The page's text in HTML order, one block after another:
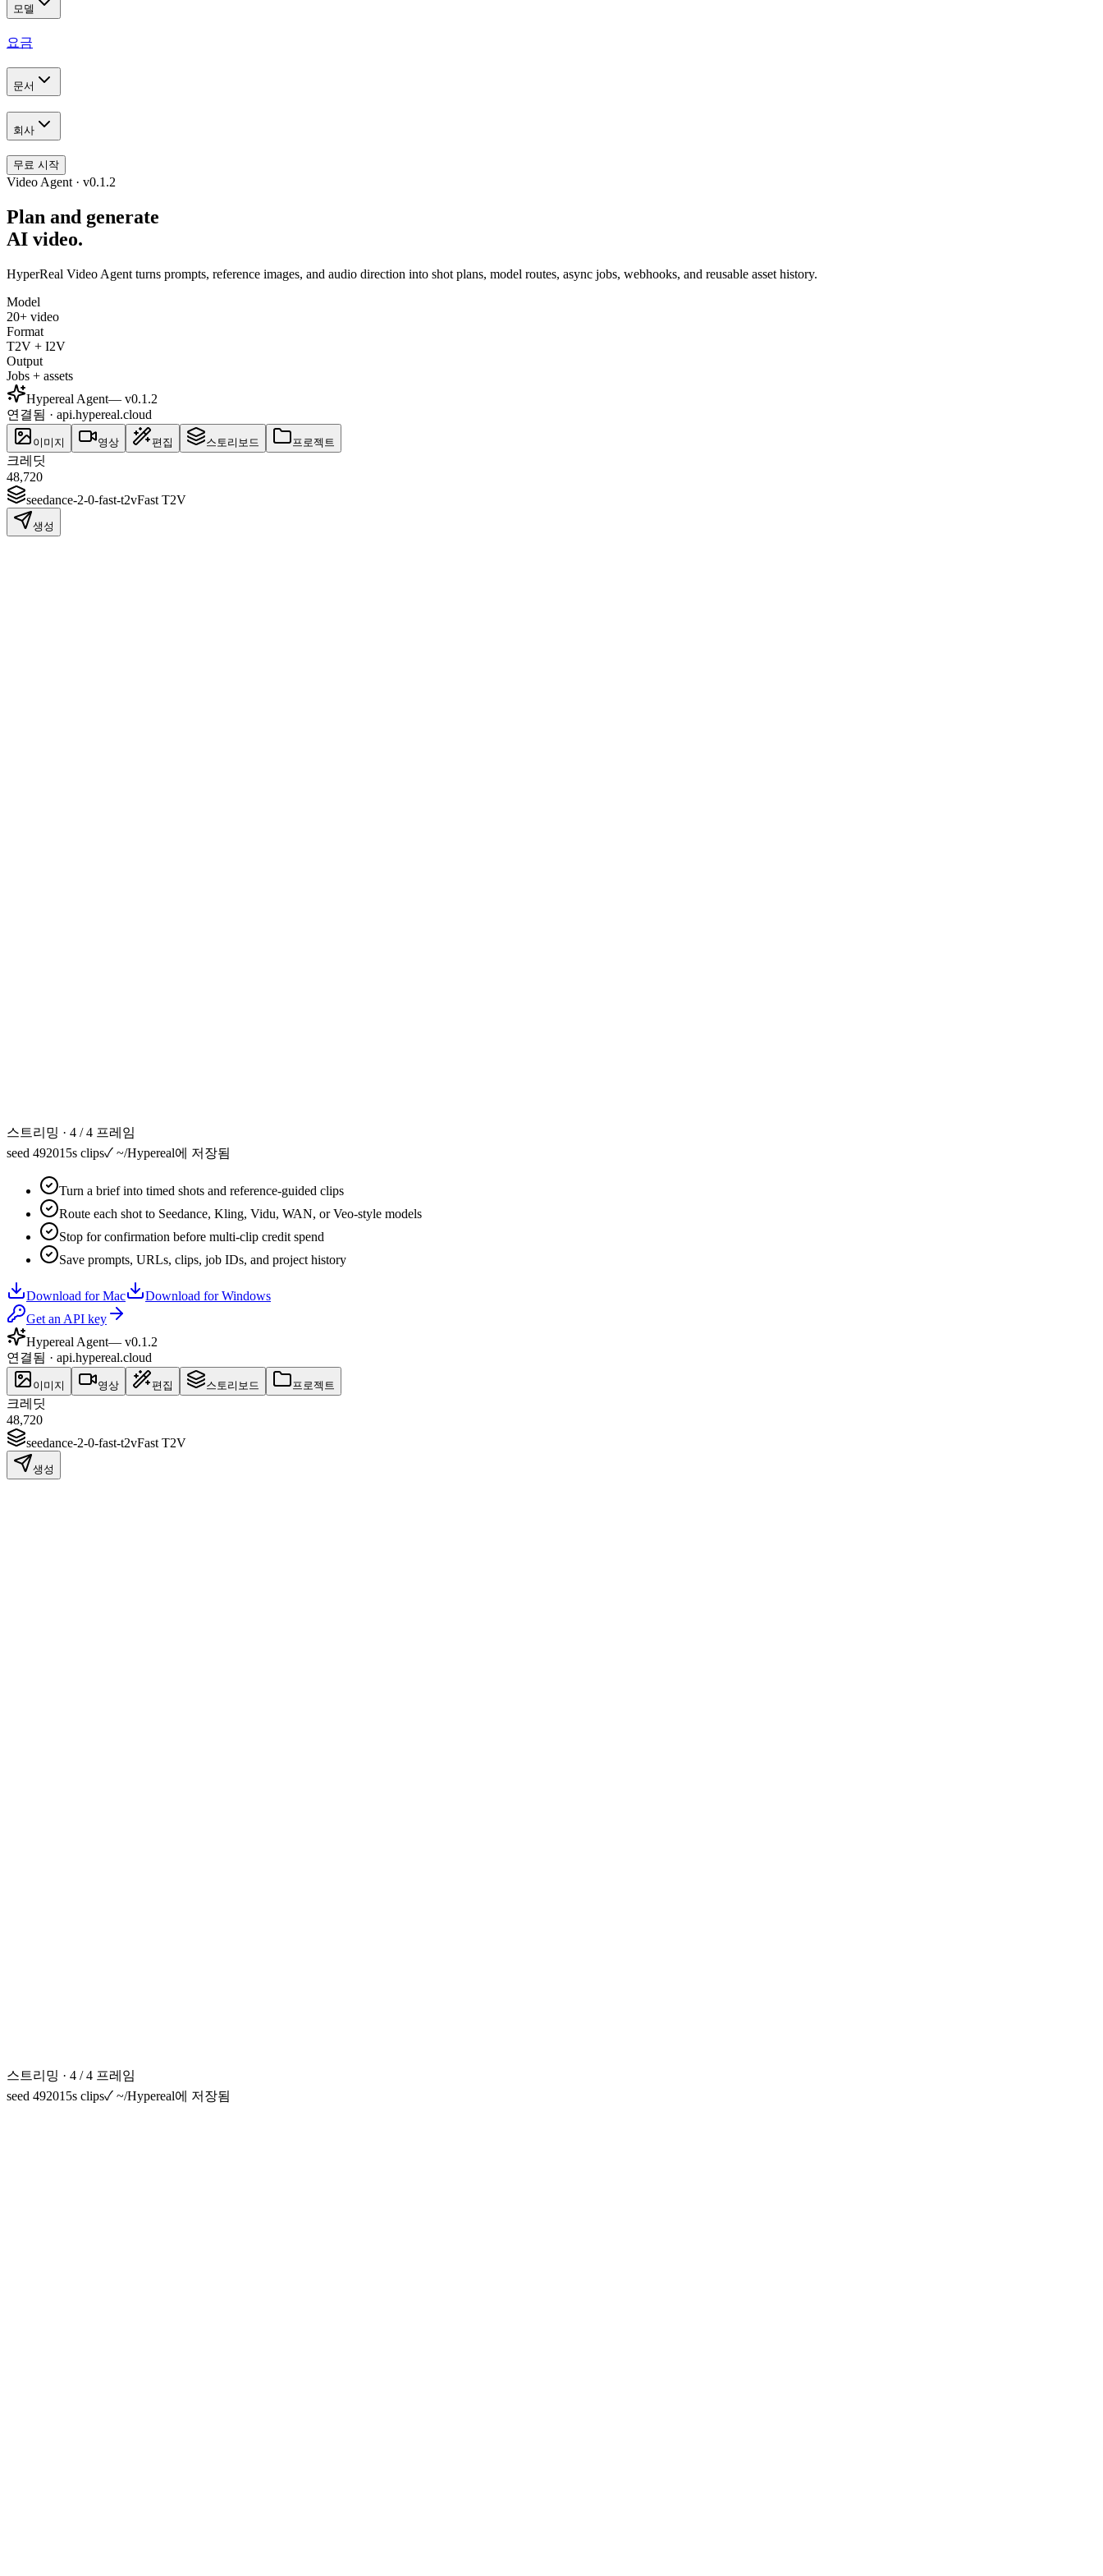
모델
요금
문서
회사
무료 시작
Video Agent · v0.1.2
Plan and generate
AI video.
HyperReal Video Agent turns prompts, reference images, and audio direction into shot plans, model routes, async jobs, webhooks, and reusable asset history.
Model
20+ video
Format
T2V + I2V
Output
Jobs + assets
Hypereal Agent— v0.1.2
연결됨 · api.hypereal.cloud
이미지 영상 편집 스토리보드 프로젝트
크레딧
48,720
seedance-2-0-fast-t2vFast T2V
생성
스트리밍 · 4 / 4 프레임
seed 49201 5s clips✓ ~/Hypereal에 저장됨
Turn a brief into timed shots and reference-guided clips
Route each shot to Seedance, Kling, Vidu, WAN, or Veo-style models
Stop for confirmation before multi-clip credit spend
Save prompts, URLs, clips, job IDs, and project history
Download for Mac
Download for Windows
Get an API key
Hypereal Agent— v0.1.2
연결됨 · api.hypereal.cloud
이미지 영상 편집 스토리보드 프로젝트
크레딧
48,720
seedance-2-0-fast-t2vFast T2V
생성
스트리밍 · 4 / 4 프레임
seed 49201 5s clips✓ ~/Hypereal에 저장됨